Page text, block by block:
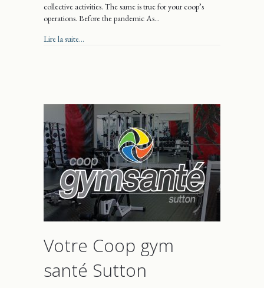
collective activities. The same is true for your coop’s
operations. Before the pandemic As…
Lire la suite...
Votre Coop gym
santé Sutton